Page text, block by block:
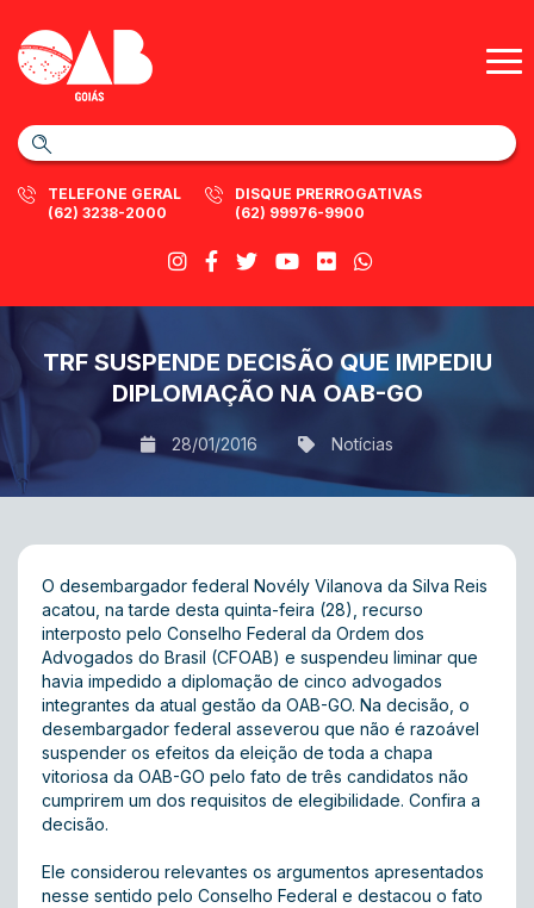
TELEFONE GERAL
(62) 3238-2000
DISQUE PRERROGATIVAS
(62) 99976-9900
TRF SUSPENDE DECISÃO QUE IMPEDIU
DIPLOMAÇÃO NA OAB-GO
28/01/2016 Notícias
O desembargador federal Novély Vilanova da Silva Reis
acatou, na tarde desta quinta-feira (28), recurso
interposto pelo Conselho Federal da Ordem dos
Advogados do Brasil (CFOAB) e suspendeu liminar que
havia impedido a diplomação de cinco advogados
integrantes da atual gestão da OAB-GO. Na decisão, o
desembargador federal asseverou que não é razoável
suspender os efeitos da eleição de toda a chapa
vitoriosa da OAB-GO pelo fato de três candidatos não
cumprirem um dos requisitos de elegibilidade. Confira a
decisão.
Ele considerou relevantes os argumentos apresentados
nesse sentido pelo Conselho Federal e destacou o fato